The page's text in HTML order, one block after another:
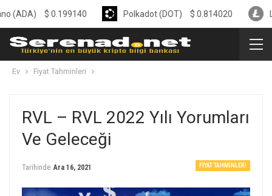
Ev Fiyat Tahminleri
RVL – RVL 2022 Yılı Yorumları
Ve Geleceği
FIYAT TAHMINLERI
Tarihinde Ara 16, 2021
$0.199140 Polkadot (DOT) $0.814020 Litecoin